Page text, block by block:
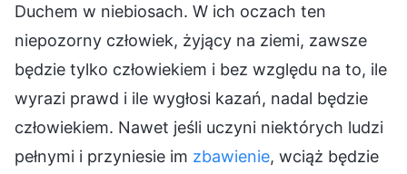
Duchem w niebiosach. W ich oczach ten
niepozorny człowiek, żyjący na ziemi, zawsze
będzie tylko człowiekiem i bez względu na to, ile
wyrazi prawd i ile wygłosi kazań, nadal będzie
człowiekiem. Nawet jeśli uczyni niektórych ludzi
pełnymi i przyniesie im zbawienie, wciąż będzie